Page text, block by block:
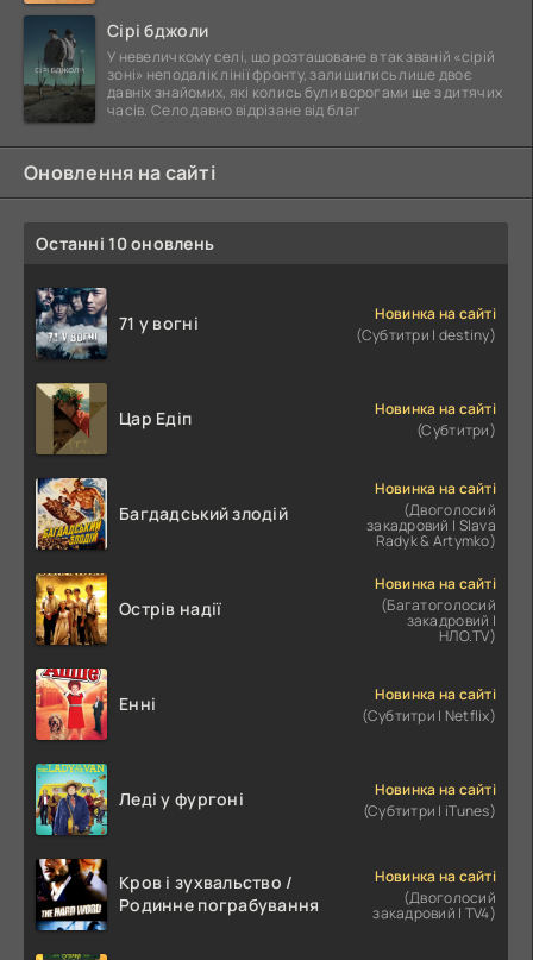
Сірі бджоли
У невеличкому селі, що розташоване в так званій «сірій
зоні» неподалік лінії фронту, залишились лише двоє
давніх знайомих, які колись були ворогами ще з дитячих
часів. Село давно відрізане від благ
Оновлення на сайті
Останні 10 оновлень
71 у вогні
Новинка на сайті
(Субтитри | destiny)
Цар Едіп
Новинка на сайті
(Субтитри)
Багдадський злодій
Новинка на сайті
(Двоголосий
закадровий | Slava
Radyk & Artymko)
Острів надії
Новинка на сайті
(Багатоголосий
закадровий |
НЛО.TV)
Енні
Новинка на сайті
(Субтитри | Netflix)
Леді у фургоні
Новинка на сайті
(Субтитри | iTunes)
Кров і зухвальство /
Родинне пограбування
Новинка на сайті
(Двоголосий
закадровий | TV4)